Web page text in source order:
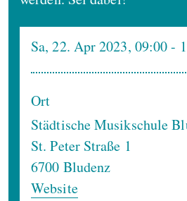
Sa, 22. Apr 2023, 09:00-
Ort
Städtische Musikschule
St. Peter Straße 1
6700 Bludenz
Website